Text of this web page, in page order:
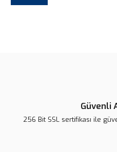
Güvenli
256 Bit SSL sertifikası ile